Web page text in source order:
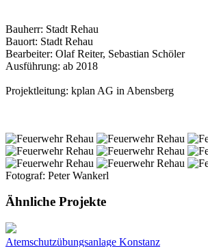
Bauherr: Stadt Rehau
Bauort: Stadt Rehau
Bearbeiter: Olaf Reiter, Sebastian Schöler
Ausführung: ab 2018
Projektleitung: kplan AG in Abensberg
Fotograf: Peter Wankerl
Ähnliche Projekte
Atemschutzübungsanlage Konstanz